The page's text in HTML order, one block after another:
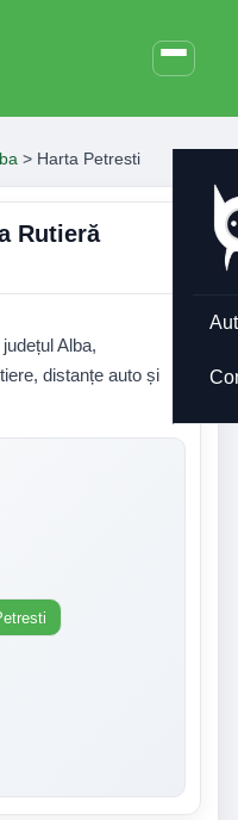
> Harta Petresti
Rutieră
Alba,
distanțe auto și